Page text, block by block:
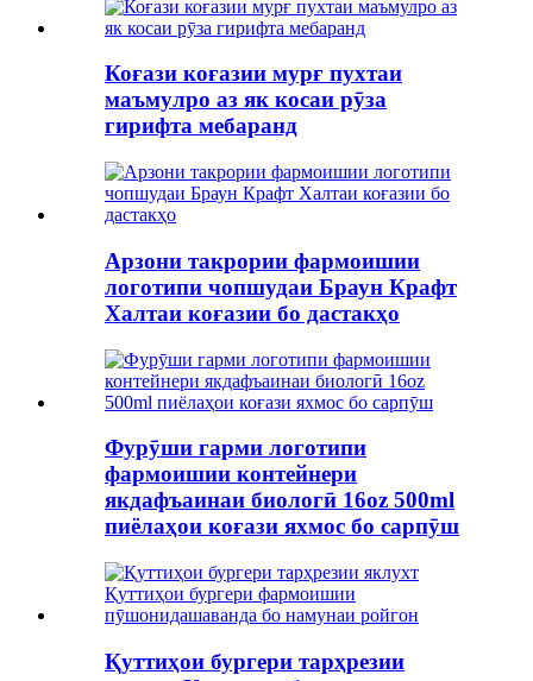
Коғази коғазии мурғ пухтаи
маъмулро аз як косаи рӯза
гирифта мебаранд
Арзони такрории фармоишии
логотипи чопшудаи Браун Крафт
Халтаи коғазии бо дастакҳо
Фурӯши гарми логотипи
фармоишии контейнери
якдафъаинаи биологӣ 16oz 500ml
пиёлаҳои коғази яхмос бо сарпӯш
Қуттиҳои бургери тарҳрезии